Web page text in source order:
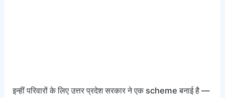
इन्हीं परिवारों के लिए उत्तर प्रदेश सरकार ने एक scheme बनाई है —